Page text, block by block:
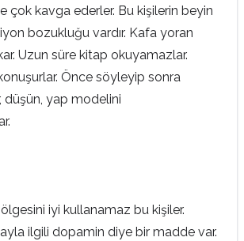
çok kavga ederler. Bu kişilerin beyin
bozukluğu vardır. Kafa yoran
Uzun süre kitap okuyamazlar.
Önce söyleyip sonra
düşün, yap modelini
iyi kullanamaz bu kişiler.
ilgili dopamin diye bir madde var.